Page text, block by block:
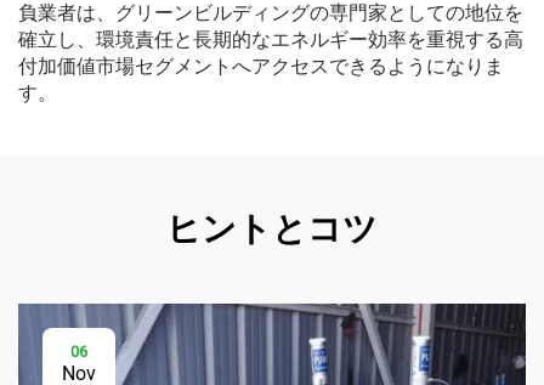
負業者は、グリーンビルディングの専門家としての地位を
確立し、環境責任と長期的なエネルギー効率を重視する高
付加価値市場セグメントへアクセスできるようになりま
す。
ヒントとコツ
06
Nov